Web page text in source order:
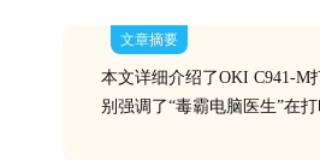
文章摘要
本文详细介绍了OKI C941-M
别强调了“毒霸电脑医生”在